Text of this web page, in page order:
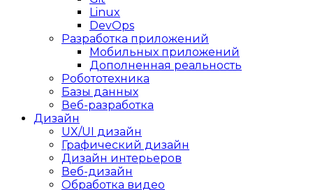
Linux
DevOps
Разработка приложений
Мобильных приложений
Дополненная реальность
Робототехника
Базы данных
Веб-разработка
Дизайн
UX/UI дизайн
Графический дизайн
Дизайн интерьеров
Веб-дизайн
Обработка видео